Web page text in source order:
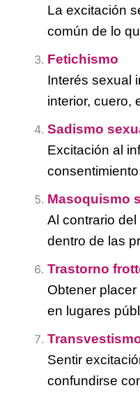
La excitación
común de lo
Fetichismo
Interés sexual
interior, cuero,
Sadismo
Excitación al
Masoquismo
Al contrario
dentro de las
Trastorno
Obtener
en lugares
Sentir
confundirse